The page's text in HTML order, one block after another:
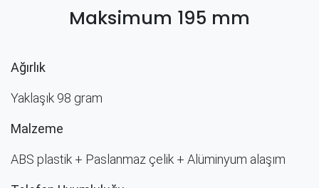
Maksimum 195 mm
Ağırlık
Yaklaşık 98 gram
Malzeme
ABS plastik + Paslanmaz çelik + Alüminyum alaşım